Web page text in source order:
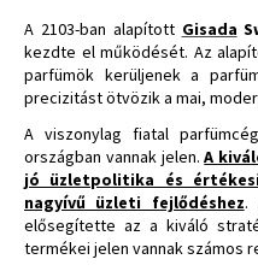
A 2103-ban alapított Gisada
kezdte el működését. Az
parfümök kerüljenek a
precizitást ötvözik a mai,
A viszonylag fiatal
országban vannak jelen.A
jó üzletpolitika és
nagyívű üzleti fejlődéshez.
elősegítette az a kiváló
termékei jelen vannak számos